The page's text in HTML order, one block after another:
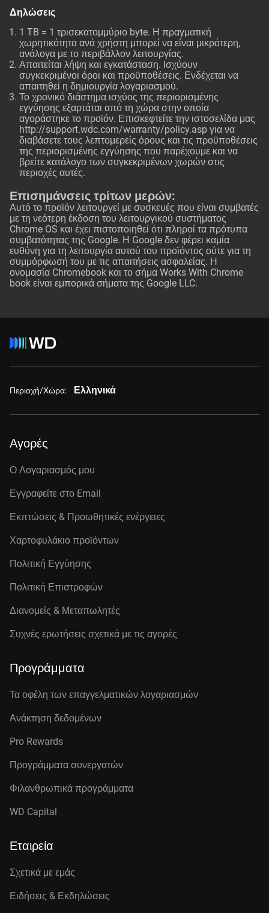
Δηλώσεις
1 TB = 1 τρισεκατομμύριο byte. Η πραγματική
χωρητικότητα ανά χρήστη μπορεί να είναι μικρότερη,
ανάλογα με το περιβάλλον λειτουργίας.
Απαιτείται λήψη και εγκατάσταση. Ισχύουν
συγκεκριμένοι όροι και προϋποθέσεις. Ενδέχεται να
απαιτηθεί η δημιουργία λογαριασμού.
Το χρονικό διάστημα ισχύος της περιορισμένης
εγγύησης εξαρτάται από τη χώρα στην οποία
αγοράστηκε το προϊόν. Επισκεφτείτε την ιστοσελίδα μας
http://support.wdc.com/warranty/policy.asp για να
διαβάσετε τους λεπτομερείς όρους και τις προϋποθέσεις
της περιορισμένης εγγύησης που παρέχουμε και να
βρείτε κατάλογο των συγκεκριμένων χωρών στις
περιοχές αυτές.
Επισημάνσεις τρίτων μερών:
Αυτό το προϊόν λειτουργεί με συσκευές που είναι συμβατές
με τη νεότερη έκδοση του λειτουργικού συστήματος
Chrome OS και έχει πιστοποιηθεί ότι πληροί τα πρότυπα
συμβατότητας της Google. Η Google δεν φέρει καμία
ευθύνη για τη λειτουργία αυτού του προϊόντος ούτε για τη
συμμόρφωσή του με τις απαιτήσεις ασφαλείας. Η
ονομασία Chromebook και το σήμα Works With Chrome
book είναι εμπορικά σήματα της Google LLC.
Περιοχή/Χώρα: Ελληνικά
Αγορές
Ο Λογαριασμός μου
Εγγραφείτε στo Email
Εκπτώσεις & Προωθητικές ενέργειες
Χαρτοφυλάκιο προϊόντων
Πολιτική Εγγύησης
Πολιτική Επιστροφών
Διανομείς & Μεταπωλητές
Συχνές ερωτήσεις σχετικά με τις αγορές
Προγράμματα
Τα οφέλη των επαγγελματικών λογαριασμών
Ανάκτηση δεδομένων
Pro Rewards
Προγράμματα συνεργατών
Φιλανθρωπικά προγράμματα
WD Capital
Εταιρεία
Σχετικά με εμάς
Ειδήσεις & Εκδηλώσεις